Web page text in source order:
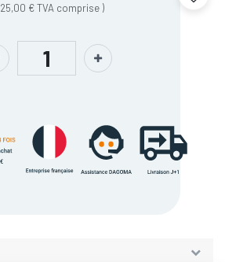
25,00 € TVA comprise )